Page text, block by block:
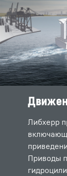
Либхерр
Приводы